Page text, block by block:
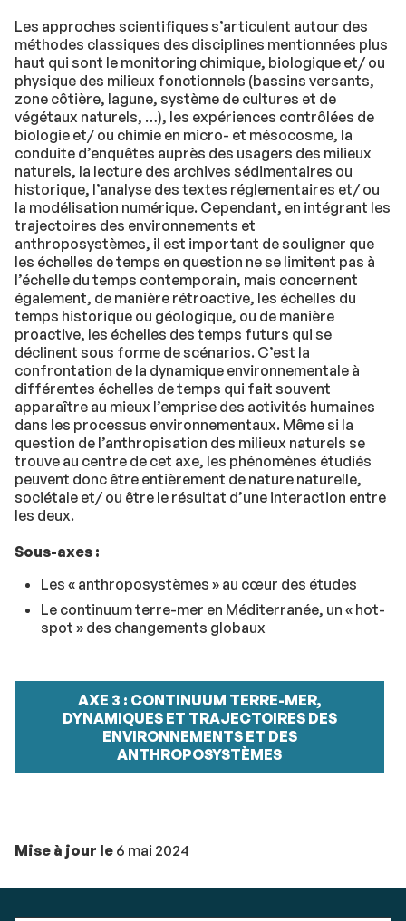
Les approches scientifiques s’articulent autour des
méthodes classiques des disciplines mentionnées plus
haut qui sont le monitoring chimique, biologique et/ ou
physique des milieux fonctionnels (bassins versants,
zone côtière, lagune, système de cultures et de
végétaux naturels, …), les expériences contrôlées de
biologie et/ ou chimie en micro- et mésocosme, la
conduite d’enquêtes auprès des usagers des milieux
naturels, la lecture des archives sédimentaires ou
historique, l’analyse des textes réglementaires et/ ou
la modélisation numérique. Cependant, en intégrant les
trajectoires des environnements et
anthroposystèmes, il est important de souligner que
les échelles de temps en question ne se limitent pas à
l’échelle du temps contemporain, mais concernent
également, de manière rétroactive, les échelles du
temps historique ou géologique, ou de manière
proactive, les échelles des temps futurs qui se
déclinent sous forme de scénarios. C’est la
confrontation de la dynamique environnementale à
différentes échelles de temps qui fait souvent
apparaître au mieux l’emprise des activités humaines
dans les processus environnementaux. Même si la
question de l’anthropisation des milieux naturels se
trouve au centre de cet axe, les phénomènes étudiés
peuvent donc être entièrement de nature naturelle,
sociétale et/ ou être le résultat d’une interaction entre
les deux.
Sous-axes :
Les « anthroposystèmes » au cœur des études
Le continuum terre-mer en Méditerranée, un « hot-
spot » des changements globaux
AXE 3 : CONTINUUM TERRE-MER,
DYNAMIQUES ET TRAJECTOIRES DES
ENVIRONNEMENTS ET DES
ANTHROPOSYSTÈMES
Mise à jour le 6 mai 2024